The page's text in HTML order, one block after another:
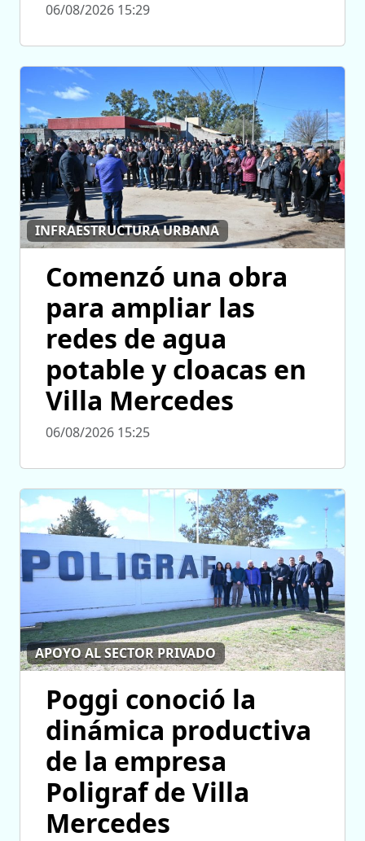
06/08/2026 15:29
INFRAESTRUCTURA URBANA
Comenzó una obra
para ampliar las
redes de agua
potable y cloacas en
Villa Mercedes
06/08/2026 15:25
APOYO AL SECTOR PRIVADO
Poggi conoció la
dinámica productiva
de la empresa
Poligraf de Villa
Mercedes